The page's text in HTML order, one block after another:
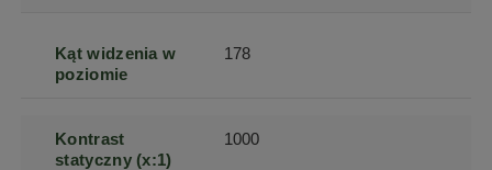
Kąt widzenia w
poziomie
178
Kontrast
statyczny (x:1)
1000